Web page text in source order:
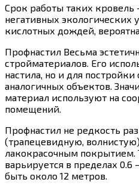
Срок работы таких кровель
негативных экологических
кислотных дождей,
Профнастил Весьма
стройматериалов. Его
настила, но и для
аналогичных объектов.
материал используют на
помещений.
Профнастил не редкость
(трапецевидную,
лакокрасочным покрытием.
варьируется в пределах
быть около 12 метров.